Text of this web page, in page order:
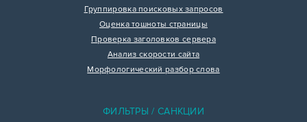
Группировка поисковых запросов
Оценка тошноты страницы
Проверка заголовков сервера
Анализ скорости сайта
Морфологический разбор слова
ФИЛЬТРЫ / САНКЦИИ